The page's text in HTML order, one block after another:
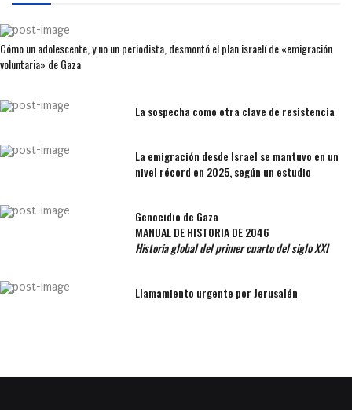
Cómo un adolescente, y no un periodista, desmontó el plan israelí de «emigración
voluntaria» de Gaza
La sospecha como otra clave de resistencia
La emigración desde Israel se mantuvo en un
nivel récord en 2025, según un estudio
Genocidio de Gaza
MANUAL DE HISTORIA DE 2046
Historia global del primer cuarto del siglo XXI
Llamamiento urgente por Jerusalén